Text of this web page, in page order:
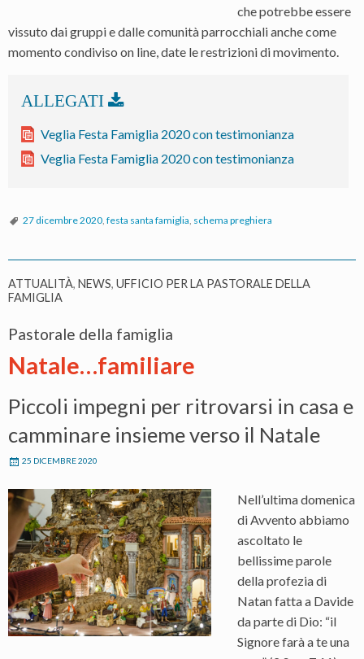
che potrebbe essere
vissuto dai gruppi e dalle comunità parrocchiali anche come
momento condiviso on line, date le restrizioni di movimento.
Veglia Festa Famiglia 2020 con testimonianza
Veglia Festa Famiglia 2020 con testimonianza
27 dicembre 2020, festa santa famiglia, schema preghiera
ATTUALITÀ, NEWS, UFFICIO PER LA PASTORALE DELLA
FAMIGLIA
Pastorale della famiglia
Natale…familiare
Piccoli impegni per ritrovarsi in casa e
camminare insieme verso il Natale
25 DICEMBRE 2020
Nell’ultima domenica
di Avvento abbiamo
ascoltato le
bellissime parole
della profezia di
Natan fatta a Davide
da parte di Dio: “il
Signore farà a te una